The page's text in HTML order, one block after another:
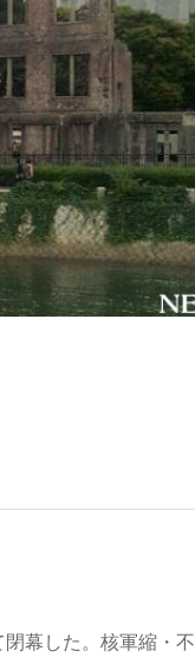
幕した。核軍縮・